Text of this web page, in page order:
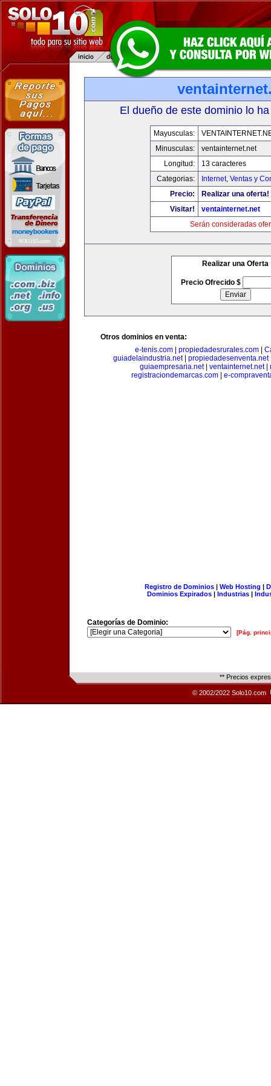
El dueño de este dominio lo
Mayusculas:
Minusculas:
ventainternet.net
Longitud:
13 caracteres
Categorias:
Internet, Ventas y
Precio:
Realizar una oferta!
Visitar!
ventainternet.net
Serán consideradas
Realizar una Oferta
Precio Ofrecido $
Otros dominios en venta:
e-tenis.com
propiedadesrurales.com
guiadelaindustria.net propiedadesenventa.net
guiaempresaria.net| ventainternet.net|
registraciondemarcas.com
e-
Registro de Dominios| Web Hosting |
Dominios Expirados | Industrias |
Categorías de Dominio:
[Pág.
** Precios
© 2002/2022 Solo10.com